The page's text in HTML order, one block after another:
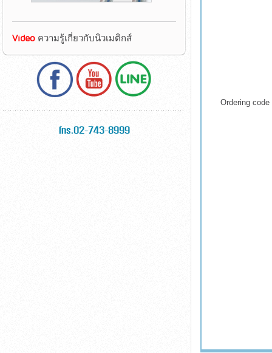
Ordering code
Videoความรู้เกี่ยวกับนิวเมติกส์
โทร.02-743-8999